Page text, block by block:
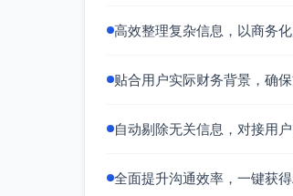
高效整理复杂信息，以商务
贴合用户实际财务背景，确
自动剔除无关信息，对接用
全面提升沟通效率，一键获